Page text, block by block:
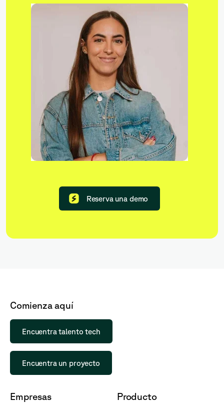
Reserva una demo
Comienza aquí
Encuentra talento tech
Encuentra un proyecto
Empresas Producto